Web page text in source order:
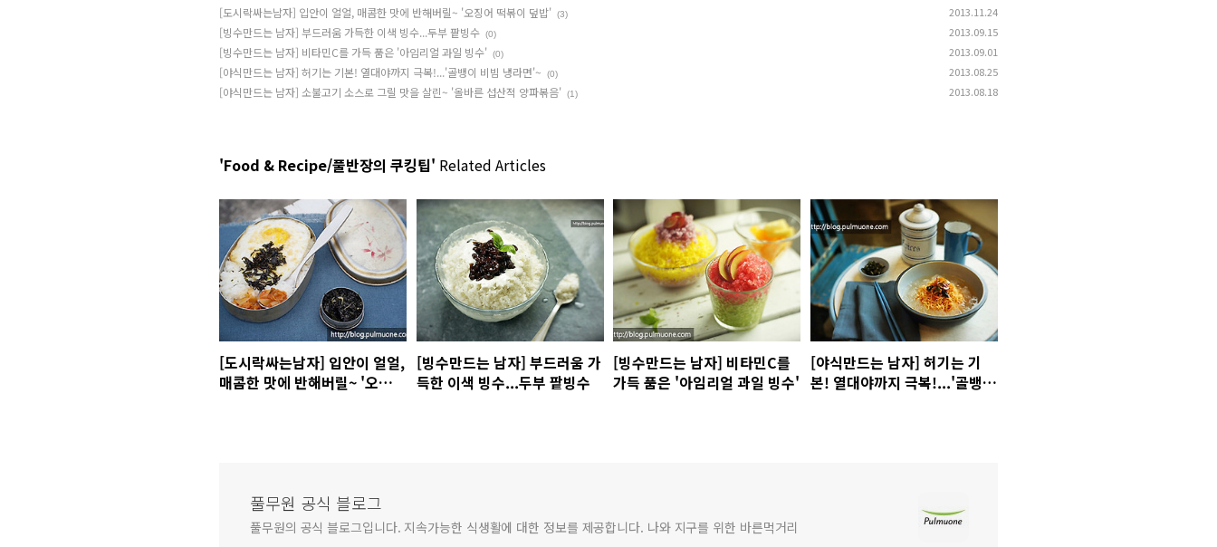
[도시락싸는남자] 입안이 얼얼, 매콤한 맛에 반해버릴~ '오징어 떡볶이 덮밥'
(3) 2013.11.24
[빙수만드는 남자] 부드러움 가득한 이색 빙수...두부 팥빙수 (0) 2013.09.15
[빙수만드는 남자] 비타민C를 가득 품은 '아임리얼 과일 빙수' (0) 2013.09.01
[야식만드는 남자] 허기는 기본! 열대야까지 극복!...'골뱅이 비빔 냉라면'~ (0) 2013.08.25
[야식만드는 남자] 소불고기 소스로 그릴 맛을 살린~ '올바른 섭산적 양파볶음' (1) 2013.08.18
'Food & Recipe/풀반장의 쿠킹팁' Related Articles
[도시락싸는남자] 입안이 얼얼,
매콤한 맛에 반해버릴~ '오징어
[빙수만드는 남자] 부드러움 가
득한 이색 빙수...두부 팥빙수
[빙수만드는 남자] 비타민C를
가득 품은 '아임리얼 과일 빙수'
[야식만드는 남자] 허기는 기
본! 열대야까지 극복!...'골뱅이
풀무원 공식 블로그
풀무원의 공식 블로그입니다. 지속가능한 식생활에 대한 정보를 제공합니다. 나와 지구를 위한 바른먹거리